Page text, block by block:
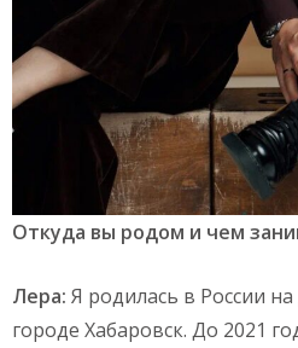
Откуда вы родом и чем
Лера: Я родилась в России
городе Хабаровск. До 2021